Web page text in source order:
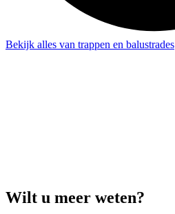
Bekijk alles van trappen en balustrades
Wilt u meer weten?